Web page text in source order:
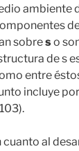
ambiente
sobreso
de s
entre
incluye
cuanto al